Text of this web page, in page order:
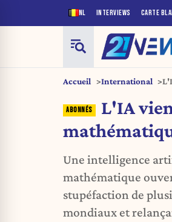
NL INTERVIEWS CARTE
Accueil International
L'IA
Une intelligence
mathématique
stupéfaction de
mondiaux et